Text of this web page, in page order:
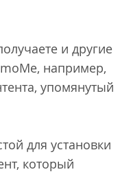
и другие
например,
упомянутый
для установки
который